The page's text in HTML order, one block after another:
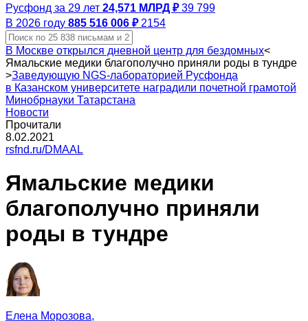
Русфонд за 29 лет 24,571 МЛРД ₽ 39 799
В 2026 году 885 516 006 ₽ 2154
В Москве открылся дневной центр для бездомных<
Ямальские медики благополучно приняли роды в тундре
>Заведующую NGS-лабораторией Русфонда
в Казанском университете наградили почетной грамотой
Минобрнауки Татарстана
Новости
Прочитали
8.02.2021
rsfnd.ru/DMAAL
Ямальские медики
благополучно приняли
роды в тундре
Елена Морозова,